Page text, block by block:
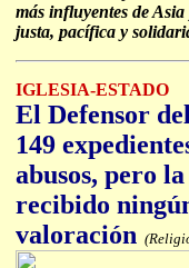
más influyentes de
justa, pacífica y
IGLESIA-ESTADO
El Defensor
149
abusos, pero
recibido
valoración